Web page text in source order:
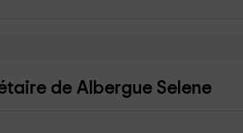
de Albergue Selene